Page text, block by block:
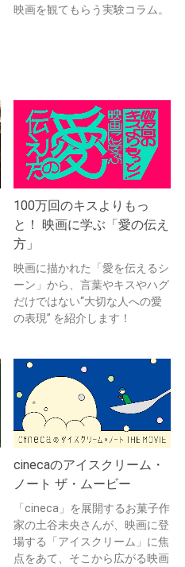
映画を観てもらう実験コラム。
100万回のキスよりもっ
と！ 映画に学ぶ「愛の伝え
方」
映画に描かれた「愛を伝えるシ
ーン」から、言葉やキスやハグ
だけではない“大切な人への愛
の表現” を紹介します！
cinecaのアイスクリーム・
ノート ザ・ムービー
「cineca」を展開するお菓子作
家の土谷未央さんが、映画に登
場する「アイスクリーム」に焦
点をあて、そこから広がる映画